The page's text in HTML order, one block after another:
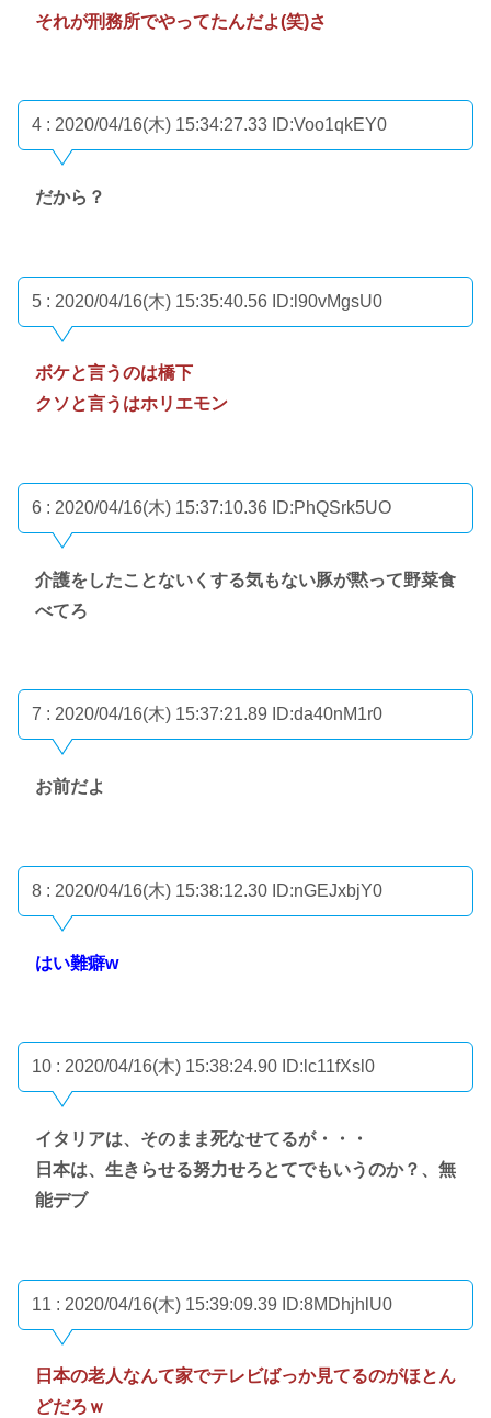
それが刑務所でやってたんだよ(笑)さ
4 : 2020/04/16(木) 15:34:27.33 ID:Voo1qkEY0
だから？
5 : 2020/04/16(木) 15:35:40.56 ID:l90vMgsU0
ボケと言うのは橋下
クソと言うはホリエモン
6 : 2020/04/16(木) 15:37:10.36 ID:PhQSrk5UO
介護をしたことないくする気もない豚が黙って野菜食
べてろ
7 : 2020/04/16(木) 15:37:21.89 ID:da40nM1r0
お前だよ
8 : 2020/04/16(木) 15:38:12.30 ID:nGEJxbjY0
はい難癖w
10 : 2020/04/16(木) 15:38:24.90 ID:lc11fXsl0
イタリアは、そのまま死なせてるが・・・
日本は、生きらせる努力せろとてでもいうのか？、無
能デブ
11 : 2020/04/16(木) 15:39:09.39 ID:8MDhjhlU0
日本の老人なんて家でテレビばっか見てるのがほとん
どだろｗ